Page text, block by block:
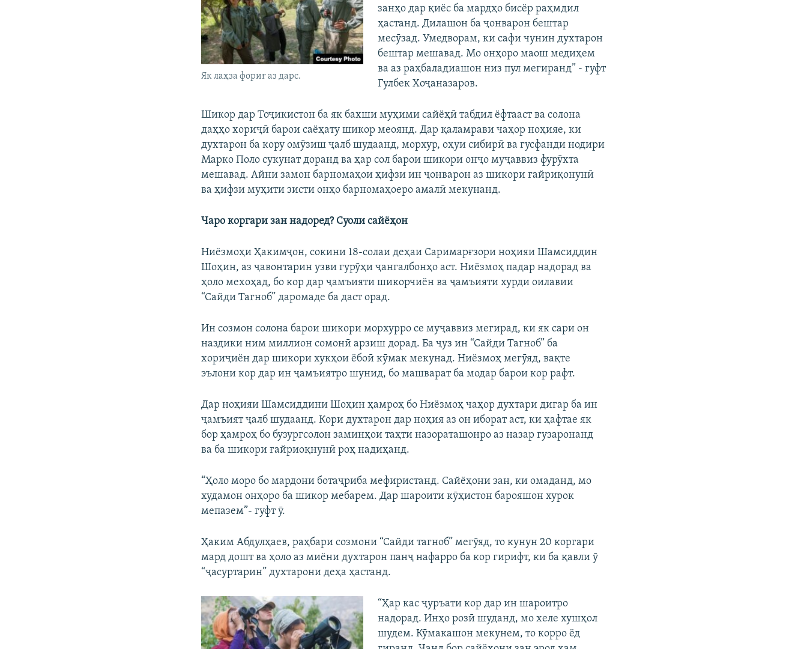
Як лаҳза фориғ аз дарс.
занҳо дар қиёс ба мардҳо бисёр раҳмдил
ҳастанд. Дилашон ба ҷонварон бештар
месӯзад. Умедворам, ки сафи чунин духтарон
бештар мешавад. Мо онҳоро маош медиҳем
ва аз раҳбаладиашон низ пул мегиранд” - гуфт
Гулбек Хоҷаназаров.
Шикор дар Тоҷикистон ба як бахши муҳими сайёҳӣ табдил ёфтааст ва солона
даҳҳо хориҷӣ барои саёҳату шикор меоянд. Дар қаламрави чаҳор ноҳияе, ки
духтарон ба кору омӯзиш ҷалб шудаанд, морхур, оҳуи сибирӣ ва гусфанди нодири
Марко Поло сукунат доранд ва ҳар сол барои шикори онҷо муҷаввиз фурӯхта
мешавад. Айни замон барномаҳои ҳифзи ин ҷонварон аз шикори ғайриқонунӣ
ва ҳифзи муҳити зисти онҳо барномаҳоеро амалӣ мекунанд.
Чаро коргари зан надоред? Суоли сайёҳон
Ниёзмоҳи Ҳакимҷон, сокини 18-солаи деҳаи Саримарғзори ноҳияи Шамсиддин
Шоҳин, аз ҷавонтарин узви гурӯҳи ҷангалбонҳо аст. Ниёзмоҳ падар надорад ва
ҳоло мехоҳад, бо кор дар ҷамъияти шикорчиён ва ҷамъияти хурди оилавии
“Сайди Тагноб” даромаде ба даст орад.
Ин созмон солона барои шикори морхурро се муҷаввиз мегирад, ки як сари он
наздики ним миллион сомонӣ арзиш дорад. Ба ҷуз ин “Сайди Тагноб” ба
хориҷиён дар шикори хукҳои ёбоӣ кӯмак мекунад. Ниёзмоҳ мегӯяд, вақте
эълони кор дар ин ҷамъиятро шунид, бо машварат ба модар барои кор рафт.
Дар ноҳияи Шамсиддини Шоҳин ҳамроҳ бо Ниёзмоҳ чаҳор духтари дигар ба ин
ҷамъият ҷалб шудаанд. Кори духтарон дар ноҳия аз он иборат аст, ки ҳафтае як
бор ҳамроҳ бо бузургсолон заминҳои таҳти назораташонро аз назар гузаронанд
ва ба шикори ғайриоқнунӣ роҳ надиҳанд.
“Ҳоло моро бо мардони ботаҷриба мефиристанд. Сайёҳони зан, ки омаданд, мо
худамон онҳоро ба шикор мебарем. Дар шароити кӯҳистон барояшон хурок
мепазем”- гуфт ӯ.
Ҳаким Абдулҳаев, раҳбари созмони “Сайди тагноб” мегӯяд, то кунун 20 коргари
мард дошт ва ҳоло аз миёни духтарон панҷ нафарро ба кор гирифт, ки ба қавли ӯ
“ҷасуртарин” духтарони деҳа ҳастанд.
“Ҳар кас ҷуръати кор дар ин шароитро
надорад. Инҳо розӣ шуданд, мо хеле хушҳол
шудем. Кӯмакашон мекунем, то корро ёд